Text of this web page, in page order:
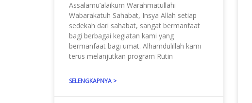
Assalamu’alaikum Warahmatullahi
Wabarakatuh Sahabat, Insya Allah setiap
sedekah dari sahabat, sangat bermanfaat
bagi berbagai kegiatan kami yang
bermanfaat bagi umat. Alhamdulillah kami
terus melanjutkan program Rutin
SELENGKAPNYA >